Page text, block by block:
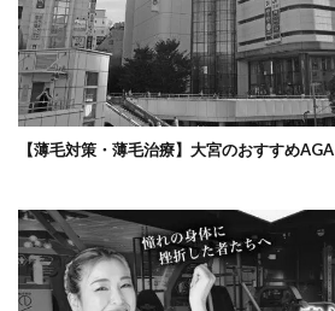
【薄毛対策・薄毛治療】大宮のおすすめ